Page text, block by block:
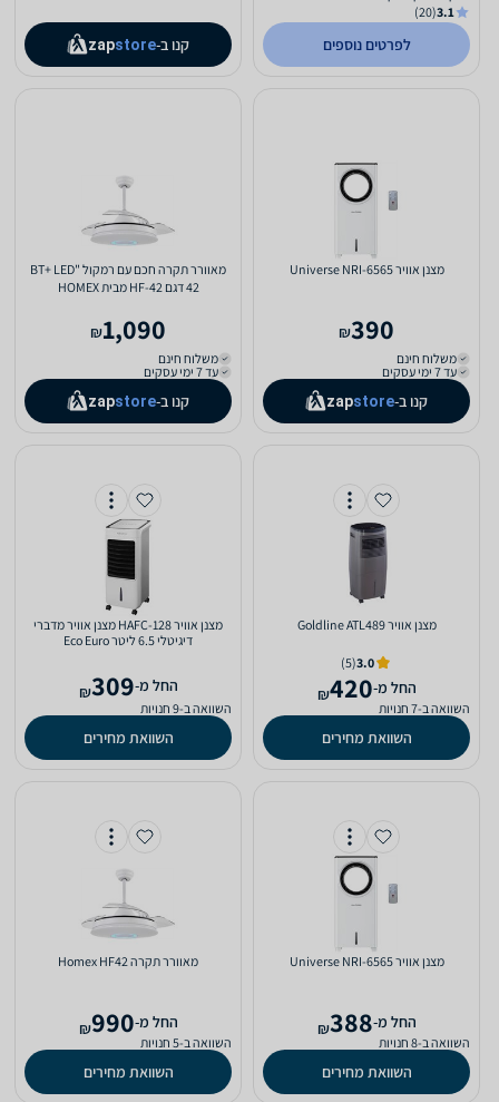
3.1
(20)
לפרטים נוספים קנו ב- zapstore
‏מצנן אוויר Universe NRI-6565
390
₪
משלוח חינם
עד 7 ימי עסקים
קנו ב- zapstore
מאוורר תקרה חכם עם רמקול "BT+ LED
42 דגם HF-42 מבית HOMEX
1,090
₪
משלוח חינם
עד 7 ימי עסקים
קנו ב- zapstore
‏מצנן אוויר Goldline ATL489
3.0
(5)
‫החל מ-420
₪
השוואה ב-7 חנויות
השוואת מחירים
‏מצנן אוויר HAFC-128 מצנן אוויר מדברי
דיגיטלי 6.5 ליטר Eco Euro
‫החל מ-309
₪
השוואה ב-9 חנויות
השוואת מחירים
‏מצנן אוויר Universe NRI-6565
‫החל מ-388
₪
השוואה ב-8 חנויות
השוואת מחירים
‏מאוורר תקרה Homex HF42
‫החל מ-990
₪
השוואה ב-5 חנויות
השוואת מחירים